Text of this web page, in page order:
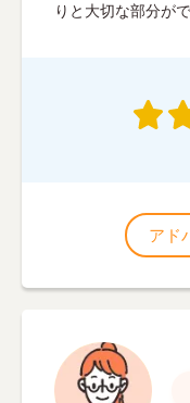
りと大切な部分がで
アド